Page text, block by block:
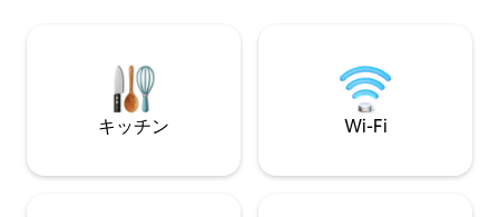
出ることなく地下
ます！ Netflixが
キッチン Wi-Fi